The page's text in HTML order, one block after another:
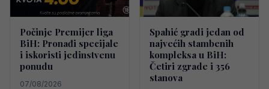
Počinje Premijer liga
BiH: Pronađi specijale
i iskoristi jedinstvenu
ponudu
07/08/2026
Spahić gradi jedan od
najvećih stambenih
kompleksa u BiH:
Četiri zgrade i 356
stanova